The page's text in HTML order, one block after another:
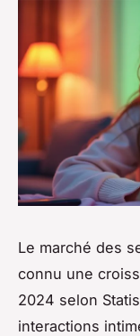
Le marché des
connu une
2024 selon
interactions